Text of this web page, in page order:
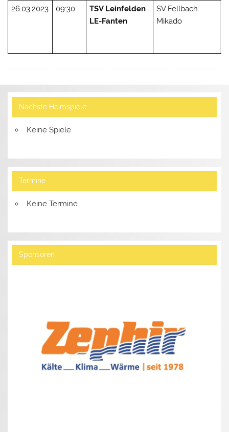
26.03.2023
09:30
TSV Leinfelden
LE-Fanten
SV Fellbach
Mikado
Nächste Heimspiele
Keine Spiele
Termine
Keine Termine
Sponsoren